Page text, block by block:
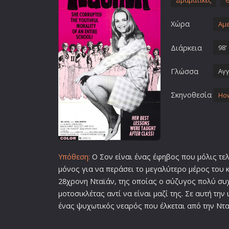
Επιστημονικής Φαντασίας
Ερωτικές
Ευρωπαικός
Θρησκευτικές
Θρίλερ
Ιστορικές
Καταστροφής
Κλασσικές
Χώρα
Διάρκεια 98'
Γλώσσα
Σκηνοθεσία
Υπόθεση: Ο Σον είναι ένας έφηβος που μόλις
μόνος για να περάσει το μεγαλύτερο μέρος του
28χρονη Νταϊάν, της οποίας ο σύζυγος πολύ
μοτοσικλέτας αντί να είναι μαζί της. Σε αυτή την
ένας ψυχωτικός νεαρός που έλκεται από την